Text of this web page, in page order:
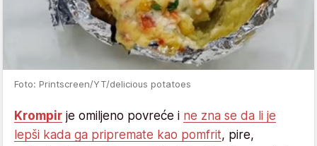
Foto: Printscreen/YT/delicious potatoes
Krompir je omiljeno povreće i ne zna se da li je
lepši kada ga pripremate kao pomfrit, pire,